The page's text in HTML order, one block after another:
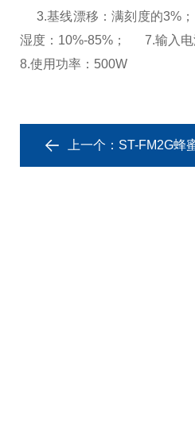
3.基线漂移：满刻度的3%；
湿度：10%-85%；
7.输入电
8.使用功率：500W
上一个： ST-FM2G蜂